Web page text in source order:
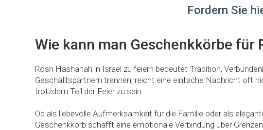
Fordern Sie
Wie kann man Geschenkkörbe für
Rosh Hashanah in Israel zu feiern bedeutet Tradition,
Geschäftspartnern trennen, reicht eine einfache Nachricht oft
trotzdem Teil der Feier zu sein.
Ob als liebevolle Aufmerksamkeit für die Familie oder als
Geschenkkorb schafft eine emotionale Verbindung über